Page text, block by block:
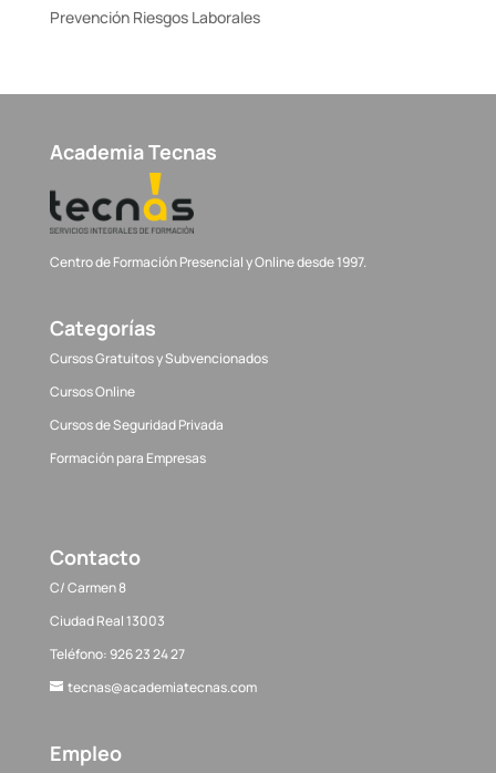
Prevención Riesgos Laborales
Academia Tecnas
Centro de Formación Presencial y Online desde 1997.
Categorías
Cursos Gratuitos y Subvencionados
Cursos Online
Cursos de Seguridad Privada
Formación para Empresas
Contacto
C/ Carmen 8
Ciudad Real 13003
Teléfono: 926 23 24 27
tecnas@academiatecnas.com
Empleo